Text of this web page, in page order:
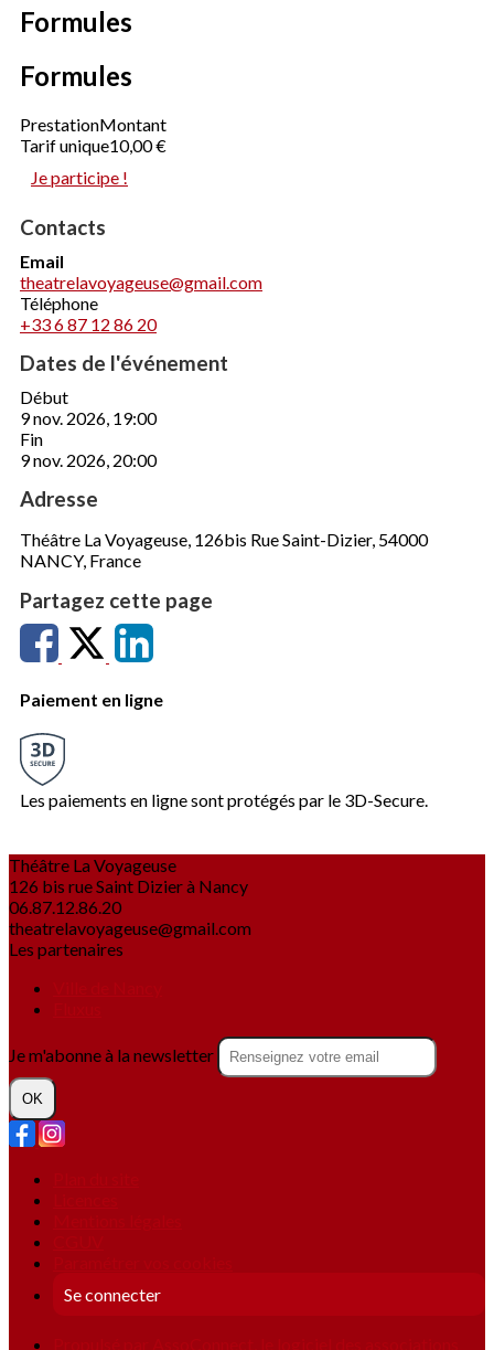
Formules
Formules
PrestationMontant
Tarif unique10,00 €
Je participe !
Contacts
Email
theatrelavoyageuse@gmail.com
Téléphone
+33 6 87 12 86 20
Dates de l'événement
Début
9 nov. 2026, 19:00
Fin
9 nov. 2026, 20:00
Adresse
Théâtre La Voyageuse, 126bis Rue Saint-Dizier, 54000
NANCY, France
Partagez cette page
Paiement en ligne
Les paiements en ligne sont protégés par le 3D-Secure.
Théâtre La Voyageuse
126 bis rue Saint Dizier à Nancy
06.87.12.86.20
theatrelavoyageuse@gmail.com
Les partenaires
Je m'abonne à la newsletter
OK
Se connecter